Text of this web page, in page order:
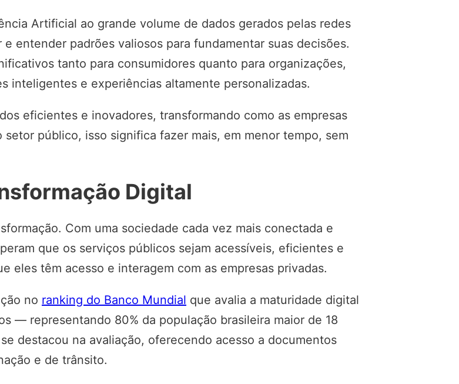
Artificial ao grande volume de dados gerados pelas redes
entender padrões valiosos para fundamentar suas decisões.
tanto para consumidores quanto para organizações,
inteligentes e experiências altamente personalizadas.
eficientes e inovadores, transformando como as empresas
público, isso significa fazer mais, em menor tempo, sem
Digital
Com uma sociedade cada vez mais conectada e
que os serviços públicos sejam acessíveis, eficientes e
eles têm acesso e interagem com as empresas privadas.
no ranking do Banco Mundial que avalia a maturidade digital
— representando 80% da população brasileira maior de 18
destacou na avaliação, oferecendo acesso a documentos
e de trânsito.